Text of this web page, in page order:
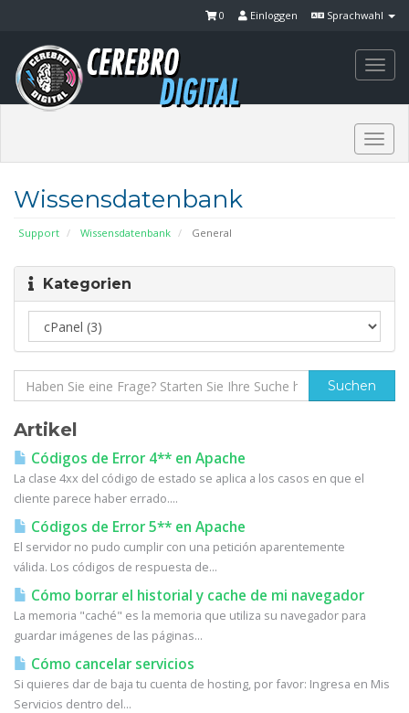
Sprachwahl
Einloggen
0
Wissensdatenbank
Support Wissensdatenbank General
Kategorien
Artikel
Códigos de Error 4** en Apache
La clase 4xx del código de estado se aplica a los casos en que el
cliente parece haber errado....
Códigos de Error 5** en Apache
El servidor no pudo cumplir con una petición aparentemente
válida. Los códigos de respuesta de...
Cómo borrar el historial y cache de mi navegador
La memoria "caché" es la memoria que utiliza su navegador para
guardar imágenes de las páginas...
Cómo cancelar servicios
Si quieres dar de baja tu cuenta de hosting, por favor: Ingresa en Mis
Servicios dentro del...